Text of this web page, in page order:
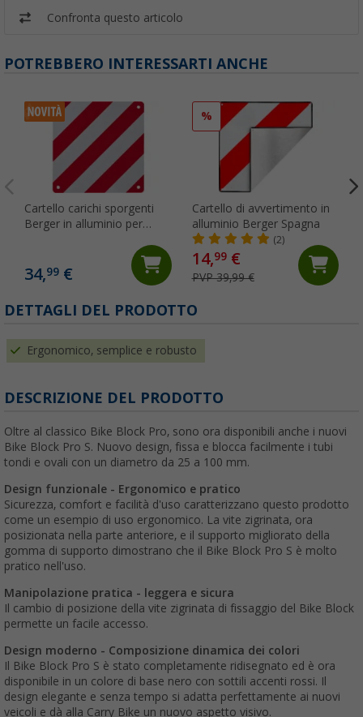
Confronta questo articolo
POTREBBERO INTERESSARTI ANCHE
Cartello carichi sporgenti
Berger in alluminio per
34,99 €
%
Cartello di avvertimento in
alluminio Berger Spagna
(2)
14,99€
PVP 39,99 €
DETTAGLI DEL PRODOTTO
Ergonomico, semplice e robusto
DESCRIZIONE DEL PRODOTTO
Oltre al classico Bike Block Pro, sono ora disponibili anche i nuovi
Bike Block Pro S. Nuovo design, fissa e blocca facilmente i tubi
tondi e ovali con un diametro da 25 a 100 mm.
Design funzionale - Ergonomico e pratico
Sicurezza, comfort e facilità d'uso caratterizzano questo prodotto
come un esempio di uso ergonomico. La vite zigrinata, ora
posizionata nella parte anteriore, e il supporto migliorato della
gomma di supporto dimostrano che il Bike Block Pro S è molto
pratico nell'uso.
Manipolazione pratica - leggera e sicura
Il cambio di posizione della vite zigrinata di fissaggio del Bike Block
permette un facile accesso.
Design moderno - Composizione dinamica dei colori
Il Bike Block Pro S è stato completamente ridisegnato ed è ora
disponibile in un colore di base nero con sottili accenti rossi. Il
design elegante e senza tempo si adatta perfettamente ai nuovi
veicoli e dà alla Carry Bike un nuovo aspetto visivo.